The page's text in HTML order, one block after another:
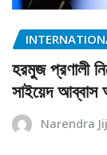
হরমুজ প্রণালী
সাইয়েদ আব্বাস
Narendra